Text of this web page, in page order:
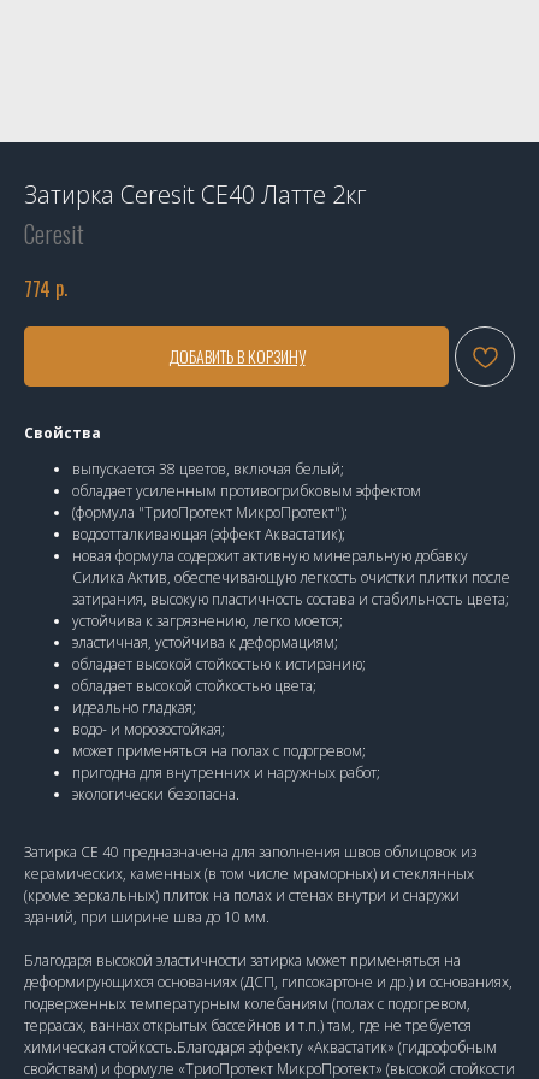
Затирка Ceresit CE40 Латте 2кг
Ceresit
774 р.
ДОБАВИТЬ В КОРЗИНУ
Свойства
выпускается 38 цветов, включая белый;
обладает усиленным противогрибковым эффектом
(формула "ТриоПротект МикроПротект");
водоотталкивающая (эффект Аквастатик);
новая формула содержит активную минеральную добавку
Силика Актив, обеспечивающую легкость очистки плитки после
затирания, высокую пластичность состава и стабильность цвета;
устойчива к загрязнению, легко моется;
эластичная, устойчива к деформациям;
обладает высокой стойкостью к истиранию;
обладает высокой стойкостью цвета;
идеально гладкая;
водо- и морозостойкая;
может применяться на полах с подогревом;
пригодна для внутренних и наружных работ;
экологически безопасна.
Затирка CE 40 предназначена для заполнения швов облицовок из
керамических, каменных (в том числе мраморных) и стеклянных
(кроме зеркальных) плиток на полах и стенах внутри и снаружи
зданий, при ширине шва до 10 мм.
Благодаря высокой эластичности затирка может применяться на
деформирующихся основаниях (ДСП, гипсокартоне и др.) и основаниях,
подверженных температурным колебаниям (полах с подогревом,
террасах, ваннах открытых бассейнов и т.п.) там, где не требуется
химическая стойкость.Благодаря эффекту «Аквастатик» (гидрофобным
свойствам) и формуле «ТриоПротект МикроПротект» (высокой стойкости